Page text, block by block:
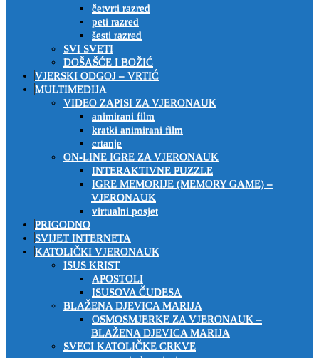
četvrti razred
peti razred
šesti razred
SVI SVETI
DOŠAŠĆE I BOŽIĆ
VJERSKI ODGOJ – VRTIĆ
MULTIMEDIJA
VIDEO ZAPISI ZA VJERONAUK
animirani film
kratki animirani film
crtanje
ON-LINE IGRE ZA VJERONAUK
INTERAKTIVNE PUZZLE
IGRE MEMORIJE (MEMORY GAME) –
VJERONAUK
virtualni posjet
PRIGODNO
SVIJET INTERNETA
KATOLIČKI VJERONAUK
ISUS KRIST
APOSTOLI
ISUSOVA ČUDESA
BLAŽENA DJEVICA MARIJA
OSMOSMJERKE ZA VJERONAUK –
BLAŽENA DJEVICA MARIJA
SVECI KATOLIČKE CRKVE